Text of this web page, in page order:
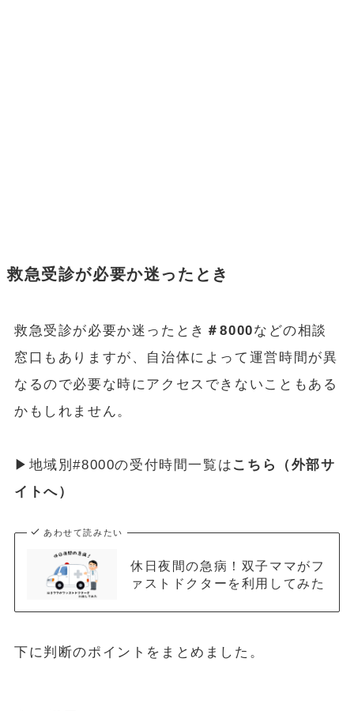
救急受診が必要か迷ったとき
救急受診が必要か迷ったとき ＃8000などの相談
窓口もありますが、自治体によって運営時間が異
なるので必要な時にアクセスできないこともある
かもしれません。
▶︎地域別#8000の受付時間一覧は こちら（外部サ
イトへ）
あわせて読みたい
休日夜間の急病！双子ママがフ
ァストドクターを利用してみた
下に判断のポイントをまとめました。